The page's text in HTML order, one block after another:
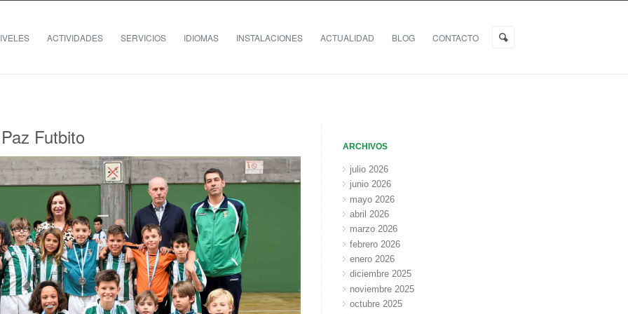
ACTIVIDADES SERVICIOS IDIOMAS INSTALACIONES ACTUALIDAD BLOG CONTACTO
Futbito ARCHIVOS
julio 2026
junio 2026
mayo 2026
abril 2026
marzo 2026
febrero 2026
enero 2026
diciembre 2025
noviembre 2025
octubre 2025